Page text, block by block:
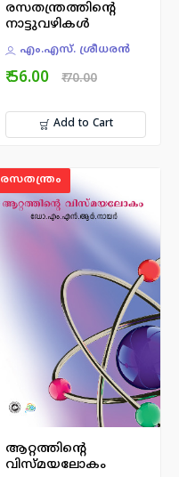
രസതന്ത്രത്തിന്റെ
നാട്ടുവഴികള്‍
എം.എസ്. ശ്രീധരന്‍
₹ 56.00 ₹ 70.00
Add to Cart
രസതന്ത്രം
ആറ്റത്തിന്റെ
വിസ്മയലോകം